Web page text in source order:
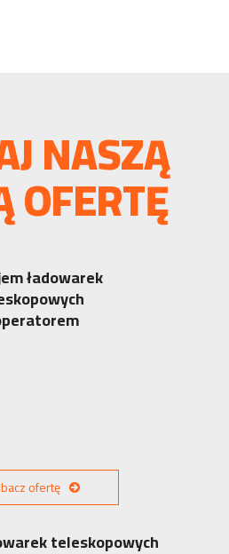
NASZĄ
OFERTĘ
ładowarek
ofertę
teleskopowych